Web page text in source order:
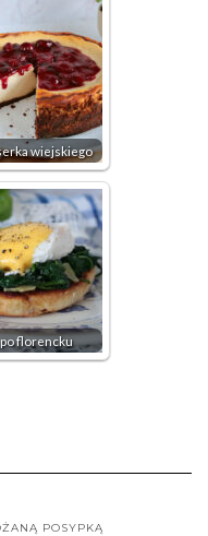
wiejskiego
florencku
POSYPKĄ